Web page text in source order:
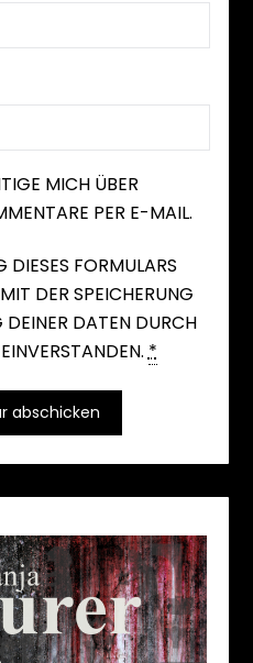
MICH ÜBER
PER E-MAIL.
DIESES FORMULARS
DER SPEICHERUNG
DATEN DURCH
*